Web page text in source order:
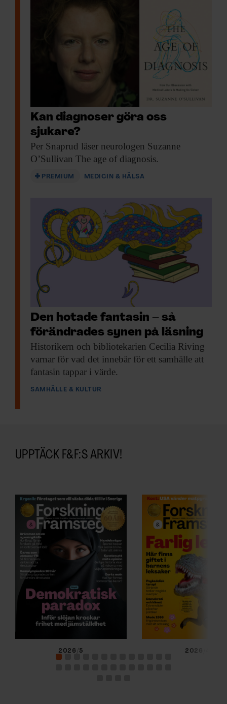
information från din enhet till de sociala medier och
annons- och analysföretag som vi samarbetar med.
Dessa kan i sin tur kombinera informationen med annan
information som du har tillhandahållit eller som de har
samlat in när du har använt deras tjänster.
Kan diagnoser göra oss
sjukare?
Per Snaprud läser neurologen Suzanne
O’Sullivan The age of diagnosis.
PREMIUM MEDICIN & HÄLSA
Den hotade fantasin – så
förändrades synen på läsning
Historikern och bibliotekarien Cecilia Riving
varnar för vad det innebär för ett samhälle att
fantasin tappar i värde.
SAMHÄLLE & KULTUR
UPPTÄCK F&F:S ARKIV!
2026/5 2026/4